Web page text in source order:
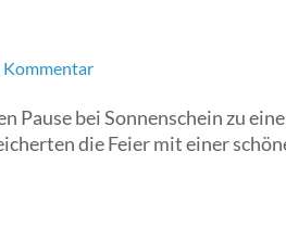
Kommentar
bei Sonnenschein zu
die Feier mit einer